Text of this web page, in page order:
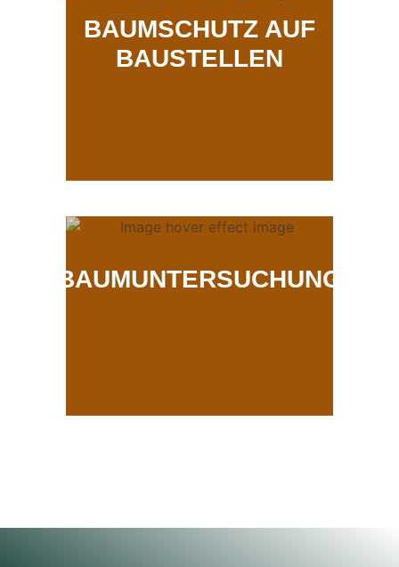
BAUMSCHUTZ AUF
BAUSTELLEN
BAUMUNTERSUCHUNG